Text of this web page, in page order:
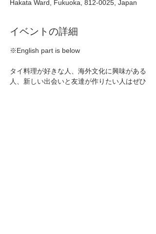
Hakata Ward, Fukuoka, 812-0025, Japan
イベントの詳細
※English part is below
タイ料理が好きな人、海外文化に興味がある
人、新しい出会いと友達が作りたい人はぜひ